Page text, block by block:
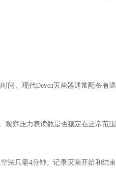
。现代Devea灭菌器通常配备有温
察压力表读数是否稳定在正常范围
只需4分钟。记录灭菌开始和结束